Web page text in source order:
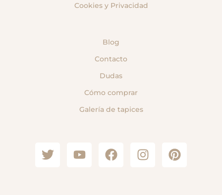
Cookies y Privacidad
Blog
Contacto
Dudas
Cómo comprar
Galería de tapices